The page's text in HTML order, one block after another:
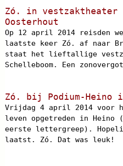
Zó. in vestzaktheater
Oosterhout
Op 12 april 2014 reisden
laatste keer Zó. af naar
staat het lieftallige
Schelleboom. Een
Zó. bij Podium-Heino
Vrijdag 4 april 2014 voor
leven opgetreden in Heino
eerste lettergreep).
laatst. Zó. Dat was leuk!